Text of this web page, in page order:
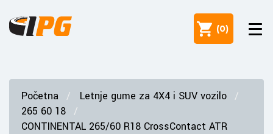
(0)
Početna
Letnje gume za 4X4 i SUV vozilo
265 60 18
CONTINENTAL 265/60 R18 CrossContact ATR